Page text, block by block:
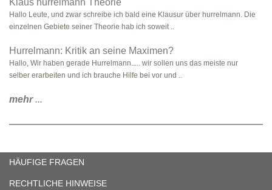
Klaus hurrelmann Theorie
Hallo Leute, und zwar schreibe ich bald eine Klausur über hurrelmann. Die
einzelnen Gebiete seiner Theorie hab ich soweit ..
Hurrelmann: Kritik an seine Maximen?
Hallo, Wir haben gerade Hurrelmann..... wir sollen uns das meiste nur
selber erarbeiten und ich brauche Hilfe bei vor und ..
mehr...
HÄUFIGE FRAGEN
RECHTLICHE HINWEISE